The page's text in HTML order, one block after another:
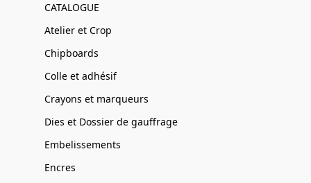
CATALOGUE
Atelier et Crop
Chipboards
Colle et adhésif
Crayons et marqueurs
Dies et Dossier de gauffrage
Embelissements
Encres